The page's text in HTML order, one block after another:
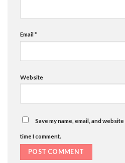
Email*
Website
Save my name, email, and
time I comment.